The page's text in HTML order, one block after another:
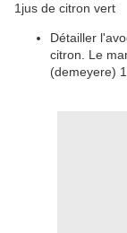
1jus de citron vert
Détailler
citron. Le
(demeyere)